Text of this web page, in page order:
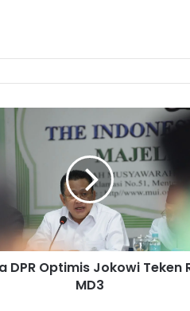
DPR Optimis Jokowi Teken
MD3